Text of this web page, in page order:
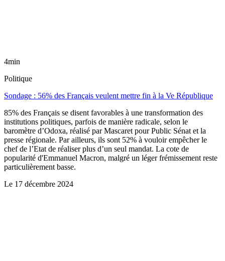
4min
Politique
Sondage : 56% des Français veulent mettre fin à la Ve République
85% des Français se disent favorables à une transformation des
institutions politiques, parfois de manière radicale, selon le
baromètre d’Odoxa, réalisé par Mascaret pour Public Sénat et la
presse régionale. Par ailleurs, ils sont 52% à vouloir empêcher le
chef de l’Etat de réaliser plus d’un seul mandat. La cote de
popularité d'Emmanuel Macron, malgré un léger frémissement reste
particulièrement basse.
Le 17 décembre 2024